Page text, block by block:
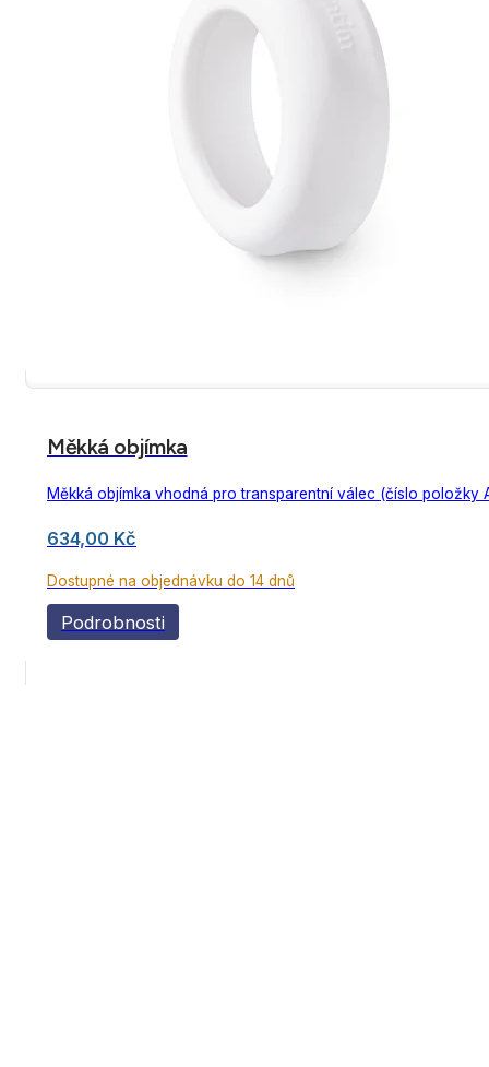
Měkká objímka
Měkká objímka vhodná pro transparentní válec (číslo položky
634,00 Kč
Dostupné na objednávku do 14 dnů
Podrobnosti